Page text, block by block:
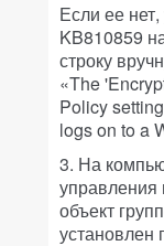
Если ее
KB810859
строку
«The
Policy
logs on to a
3. На
управления
объект
установлен